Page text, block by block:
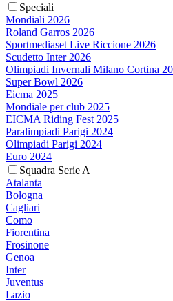
Speciali
Mondiali 2026
Roland Garros 2026
Sportmediaset Live Riccione 2026
Scudetto Inter 2026
Olimpiadi Invernali Milano Cortina
Super Bowl 2026
Eicma 2025
Mondiale per club 2025
EICMA Riding Fest 2025
Paralimpiadi Parigi 2024
Olimpiadi Parigi 2024
Euro 2024
Squadra Serie A
Atalanta
Bologna
Cagliari
Como
Fiorentina
Frosinone
Genoa
Inter
Juventus
Lazio